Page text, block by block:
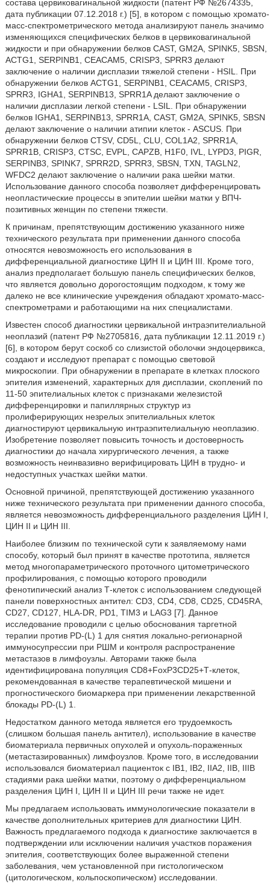
состава цервиковагинальной жидкости (патент РФ №2674335,
дата публикации 07.12.2018 г.) [5], в котором с помощью хромато-
масс-спектрометрического метода анализируют панель значимо
изменяющихся специфических белков в цервиковагинальной
жидкости и при обнаружении белков CAST, GM2A, SPINK5, SBSN,
ACTG1, SERPINB1, СЕАСАМ5, CRISP3, SPRR3 делают
заключение о наличии дисплазии тяжелой степени - HSIL. При
обнаружении белков ACTG1, SERPINB1, СЕАСАМ5, CRISP3,
SPRR3, IGHA1, SERPINB13, SPRR1A делают заключение о
наличии дисплазии легкой степени - LSIL. При обнаружении
белков IGHA1, SERPINB13, SPRR1A, CAST, GM2A, SPINK5, SBSN
делают заключение о наличии атипии клеток - ASCUS. При
обнаружении белков CTSV, CD5L, CLU, COL1A2, SPRR1A,
SPRR1B, CRISP3, CTSC, EVPL, CAPZB, H1F0, IVL, LYPD3, PIGR,
SERPINB3, SPINK7, SPRR2D, SPRR3, SBSN, TXN, TAGLN2,
WFDC2 делают заключение о наличии рака шейки матки.
Использование данного способа позволяет дифференцировать
неопластические процессы в эпителии шейки матки у ВПЧ-
позитивных женщин по степени тяжести.
К причинам, препятствующим достижению указанного ниже
технического результата при применении данного способа
относятся невозможность его использования в
дифференциальной диагностике ЦИН II и ЦИН III. Кроме того,
анализ предполагает большую панель специфических белков,
что является довольно дорогостоящим подходом, к тому же
далеко не все клинические учреждения обладают хромато-масс-
спектрометрами и работающими на них специалистами.
Известен способ диагностики цервикальной интраэпителиальной
неоплазий (патент РФ №2705816, дата публикации 12.11.2019 г.)
[6], в котором берут соскоб со слизистой оболочки эндоцервикса,
создают и исследуют препарат с помощью световой
микроскопии. При обнаружении в препарате в клетках плоского
эпителия изменений, характерных для дисплазии, скоплений по
11-50 эпителиальных клеток с признаками железистой
дифференцировки и папиллярных структур из
пролиферирующих незрелых эпителиальных клеток
диагностируют цервикальную интраэпителиальную неоплазию.
Изобретение позволяет повысить точность и достоверность
диагностики до начала хирургического лечения, а также
возможность неинвазивно верифицировать ЦИН в трудно- и
недоступных участках шейки матки.
Основной причиной, препятствующей достижению указанного
ниже технического результата при применении данного способа,
является невозможность дифференциального разделения ЦИН I,
ЦИН II и ЦИН III.
Наиболее близким по технической сути к заявляемому нами
способу, который был принят в качестве прототипа, является
метод многопараметрического проточного цитометрического
профилирования, с помощью которого проводили
фенотипический анализ Т-клеток с использованием следующей
панели поверхностных антител: CD3, CD4, CD8, CD25, CD45RA,
CD27, CD127, HLA-DR, PD1, TIM3 и LAG3 [7]. Данное
исследование проводили с целью обоснования таргетной
терапии против PD-(L) 1 для снятия локально-регионарной
иммуносупрессии при РШМ и контроля распространение
метастазов в лимфоузлы. Авторами также была
идентифицирована популяция CD8+FoxP3CD25+Т-клеток,
рекомендованная в качестве терапевтической мишени и
прогностического биомаркера при применении лекарственной
блокады PD-(L) 1.
Недостатком данного метода является его трудоемкость
(слишком большая панель антител), использование в качестве
биоматериала первичных опухолей и опухоль-пораженных
(метастазированных) лимфоузлов. Кроме того, в исследовании
использовался биоматериал пациенток с IB1, IB2, IIA2, IIB, IIIB
стадиями рака шейки матки, поэтому о дифференциальном
разделения ЦИН I, ЦИН II и ЦИН III речи также не идет.
Мы предлагаем использовать иммунологические показатели в
качестве дополнительных критериев для диагностики ЦИН.
Важность предлагаемого подхода к диагностике заключается в
подтверждении или исключении наличия участков поражения
эпителия, соответствующих более выраженной степени
заболевания, чем установленной при гистологическом
(цитологическом, кольпоскопическом) исследовании.